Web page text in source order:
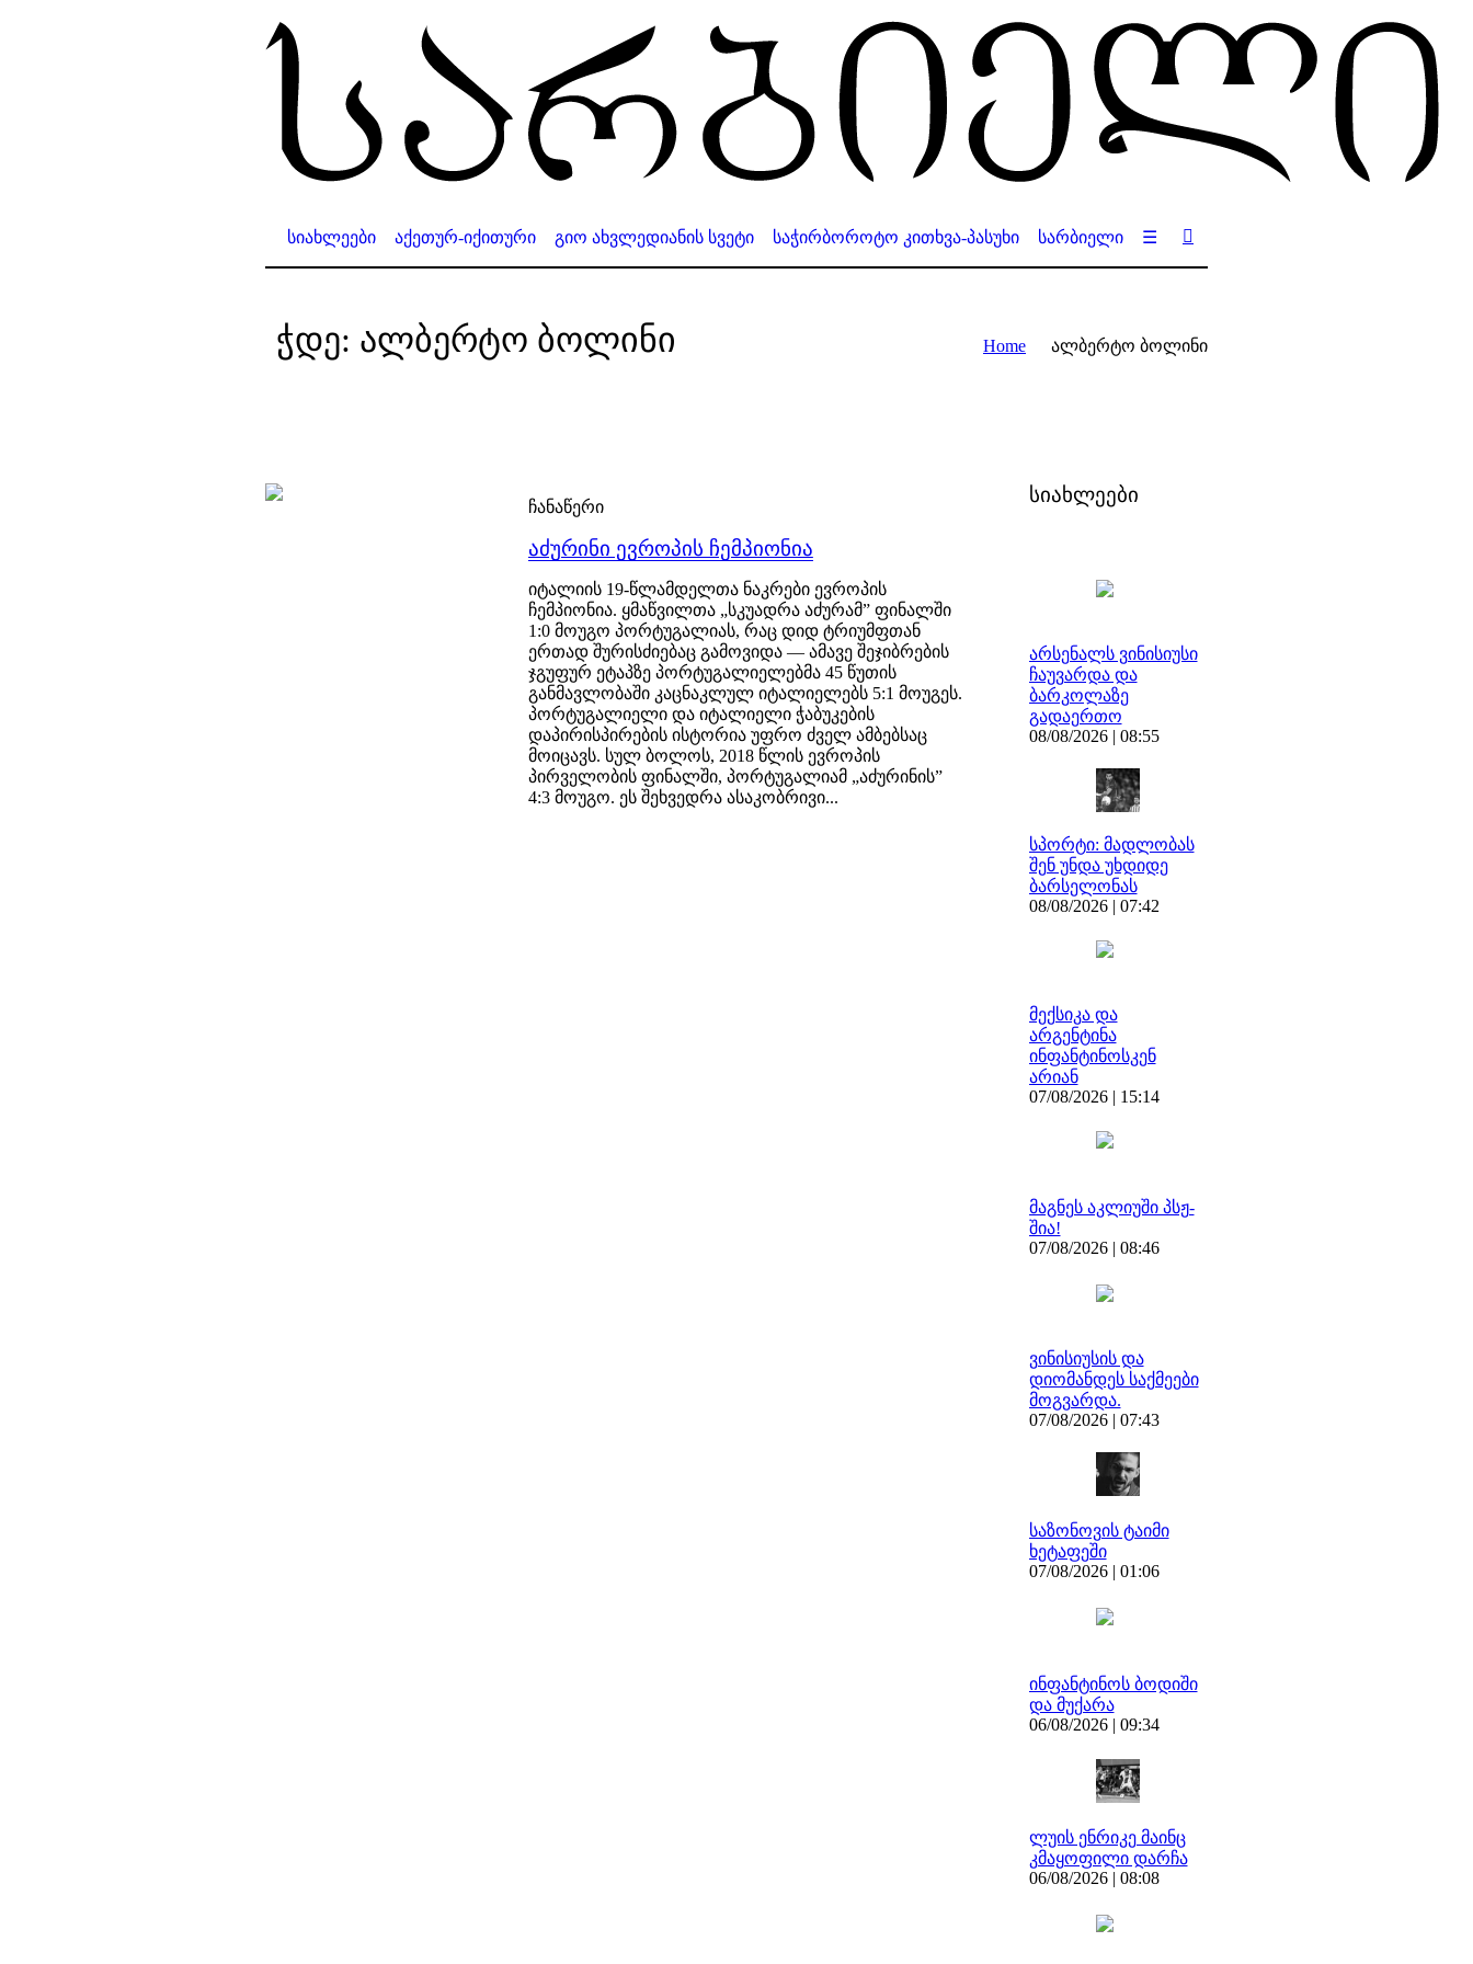
სიახლეები აქეთურ-იქითური გიო ახვლედიანის სვეტი საჭირბოროტო კითხვა-პასუხი სარბიელი ☰
ჭდე: ალბერტო ბოლინი Home ალბერტო ბოლინი
ჩანაწერი
აძურინი ევროპის ჩემპიონია
იტალიის 19-წლამდელთა ნაკრები ევროპის
ჩემპიონია. ყმაწვილთა „სკუადრა აძურამ” ფინალში
1:0 მოუგო პორტუგალიას, რაც დიდ ტრიუმფთან
ერთად შურისძიებაც გამოვიდა — ამავე შეჯიბრების
ჯგუფურ ეტაპზე პორტუგალიელებმა 45 წუთის
განმავლობაში კაცნაკლულ იტალიელებს 5:1 მოუგეს.
პორტუგალიელი და იტალიელი ჭაბუკების
დაპირისპირების ისტორია უფრო ძველ ამბებსაც
მოიცავს. სულ ბოლოს, 2018 წლის ევროპის
პირველობის ფინალში, პორტუგალიამ „აძურინის”
4:3 მოუგო. ეს შეხვედრა ასაკობრივი...
სიახლეები
არსენალს ვინისიუსი
ჩაუვარდა და
ბარკოლაზე
გადაერთო
08/08/2026 | 08:55
სპორტი: მადლობას
შენ უნდა უხდიდე
ბარსელონას
08/08/2026 | 07:42
მექსიკა და
არგენტინა
ინფანტინოსკენ
არიან
07/08/2026 | 15:14
მაგნეს აკლიუში პსჟ-
შია!
07/08/2026 | 08:46
ვინისიუსის და
დიომანდეს საქმეები
მოგვარდა.
07/08/2026 | 07:43
საზონოვის ტაიმი
ხეტაფეში
07/08/2026 | 01:06
ინფანტინოს ბოდიში
და მუქარა
06/08/2026 | 09:34
ლუის ენრიკე მაინც
კმაყოფილი დარჩა
06/08/2026 | 08:08